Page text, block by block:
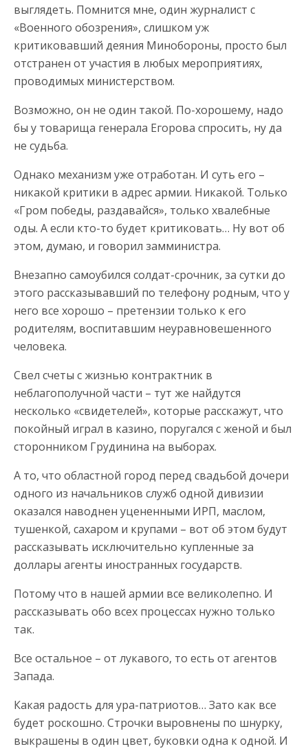
выглядеть. Помнится мне, один журналист с
«Военного обозрения», слишком уж
критиковавший деяния Минобороны, просто был
отстранен от участия в любых мероприятиях,
проводимых министерством.
Возможно, он не один такой. По-хорошему, надо
бы у товарища генерала Егорова спросить, ну да
не судьба.
Однако механизм уже отработан. И суть его –
никакой критики в адрес армии. Никакой. Только
«Гром победы, раздавайся», только хвалебные
оды. А если кто-то будет критиковать… Ну вот об
этом, думаю, и говорил замминистра.
Внезапно самоубился солдат-срочник, за сутки до
этого рассказывавший по телефону родным, что у
него все хорошо – претензии только к его
родителям, воспитавшим неуравновешенного
человека.
Свел счеты с жизнью контрактник в
неблагополучной части – тут же найдутся
несколько «свидетелей», которые расскажут, что
покойный играл в казино, поругался с женой и был
сторонником Грудинина на выборах.
А то, что областной город перед свадьбой дочери
одного из начальников служб одной дивизии
оказался наводнен уцененными ИРП, маслом,
тушенкой, сахаром и крупами – вот об этом будут
рассказывать исключительно купленные за
доллары агенты иностранных государств.
Потому что в нашей армии все великолепно. И
рассказывать обо всех процессах нужно только
так.
Все остальное – от лукавого, то есть от агентов
Запада.
Какая радость для ура-патриотов… Зато как все
будет роскошно. Строчки выровнены по шнурку,
выкрашены в один цвет, буковки одна к одной. И